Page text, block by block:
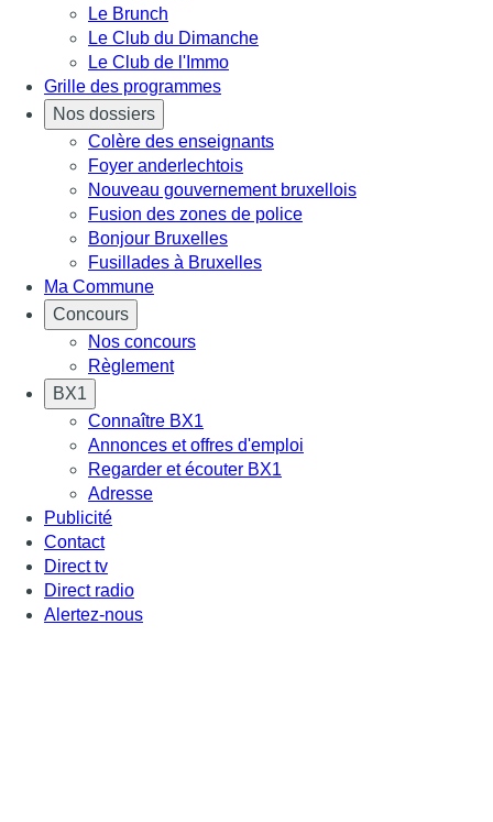
Le Brunch
Le Club du Dimanche
Le Club de l'Immo
Grille des programmes
Nos dossiers
Colère des enseignants
Foyer anderlechtois
Nouveau gouvernement bruxellois
Fusion des zones de police
Bonjour Bruxelles
Fusillades à Bruxelles
Ma Commune
Concours
Nos concours
Règlement
BX1
Connaître BX1
Annonces et offres d'emploi
Regarder et écouter BX1
Adresse
Publicité
Contact
Direct tv
Direct radio
Alertez-nous